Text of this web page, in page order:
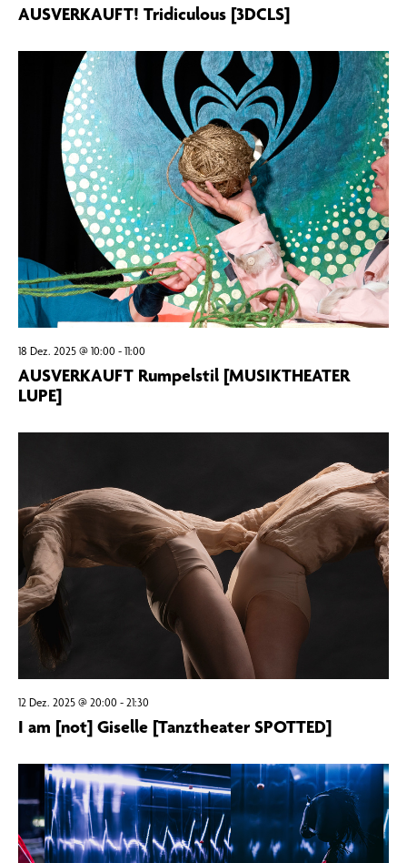
AUSVERKAUFT! Tridiculous [3DCLS]
18 Dez. 2025 @ 10:00 - 11:00
AUSVERKAUFT Rumpelstil [MUSIKTHEATER
LUPE]
12 Dez. 2025 @ 20:00 - 21:30
I am [not] Giselle [Tanztheater SPOTTED]